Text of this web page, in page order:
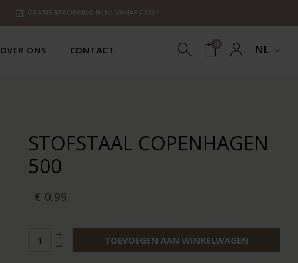
GRATIS BEZORGING IN NL VANAF €250*
OVER ONS CONTACT 0 NL
STOFSTAAL COPENHAGEN
500
€ 0,99
TOEVOEGEN AAN WINKELWAGEN